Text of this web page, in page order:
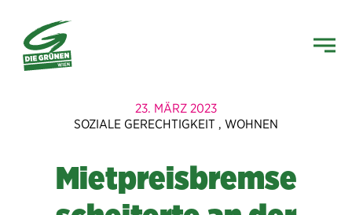
23. MÄRZ 2023
SOZIALE GERECHTIGKEIT , WOHNEN
Mietpreisbremse